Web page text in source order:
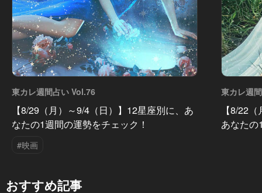
東カレ週間占い Vol.76
【8/29（月）～9/4（日）】12星座別に、あ
なたの1週間の運勢をチェック！
#映画
東カレ週
【8/22
あなた
おすすめ記事